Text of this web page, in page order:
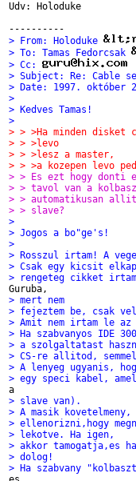
Udv: Holoduke
> From: Holoduke
> To: Tamas Fedorcsak
> Cc:
> Subject: Re: Cable
> Date: 1997. október
>
> Kedves Tamas!
>
> > >Ha minden
> > >levo
> > >lesz a master,
> > >a kozepen levo
> > Es ezt hogy donti
> > tavol van a
> > automatikusan
> > slave?
>
> Jogos a bo"ge's!
>
> Rosszul irtam! A
> Csak egy kicsit
> rengeteg cikket
> mert nem
> fejeztem be, csak
> Amit nem irtam le az
> Ha szabvanyos IDE
> a szolgaltatast
> CS-re allitod,
> A lenyeg ugyanis,
> egy speci kabel,
> slave van).
> A masik
> ellenorizni,hogy
> lekotve. Ha igen,
> akkor tamogatja,es
> dolog!
> Ha szabvany